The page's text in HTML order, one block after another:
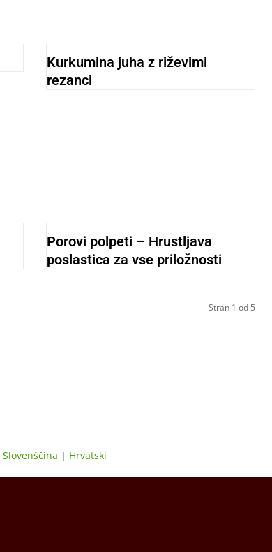
Kurkumina juha z riževimi
rezanci
Porovi polpeti – Hrustljava
poslastica za vse priložnosti
Stran 1 od 5
Slovenščina | Hrvatski